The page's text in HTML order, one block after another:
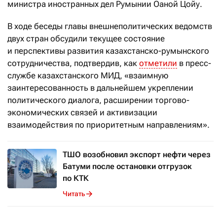
министра иностранных дел Румынии Оаной Цойу.
В ходе беседы главы внешнеполитических ведомств
двух стран обсудили текущее состояние
и перспективы развития казахстанско-румынского
сотрудничества, подтвердив, как отметили в пресс-
службе казахстанского МИД, «взаимную
заинтересованность в дальнейшем укреплении
политического диалога, расширении торгово-
экономических связей и активизации
взаимодействия по приоритетным направлениям».
ТШО возобновил экспорт нефти через
Батуми после остановки отгрузок
по КТК
Читать